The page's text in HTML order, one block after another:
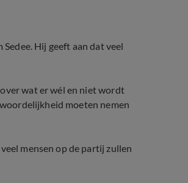
Hij geeft aan dat veel
wat er wél en niet wordt
moeten nemen
mensen op de partij zullen